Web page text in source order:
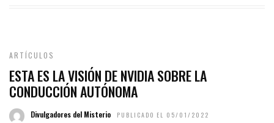
ARTÍCULOS
ESTA ES LA VISIÓN DE NVIDIA SOBRE LA
CONDUCCIÓN AUTÓNOMA
Divulgadores del Misterio PUBLICADO EL 05/01/2022